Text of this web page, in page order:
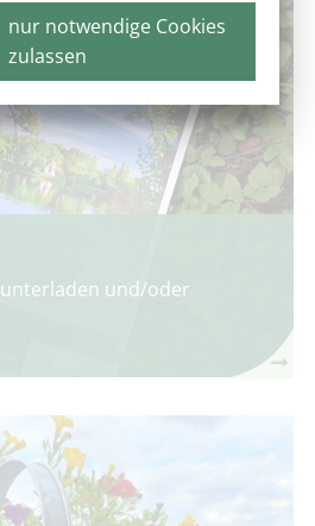
und/oder
nur notwendige Cookies
zulassen